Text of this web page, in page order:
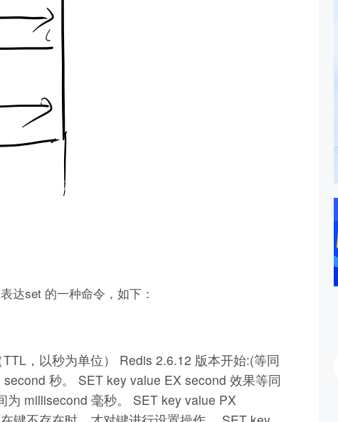
达set 的一种命令，如下：
，以秒为单位） Redis 2.6.12 版本开始:(等同
秒。 SET key value EX second 效果等同
millisecond 毫秒。 SET key value PX